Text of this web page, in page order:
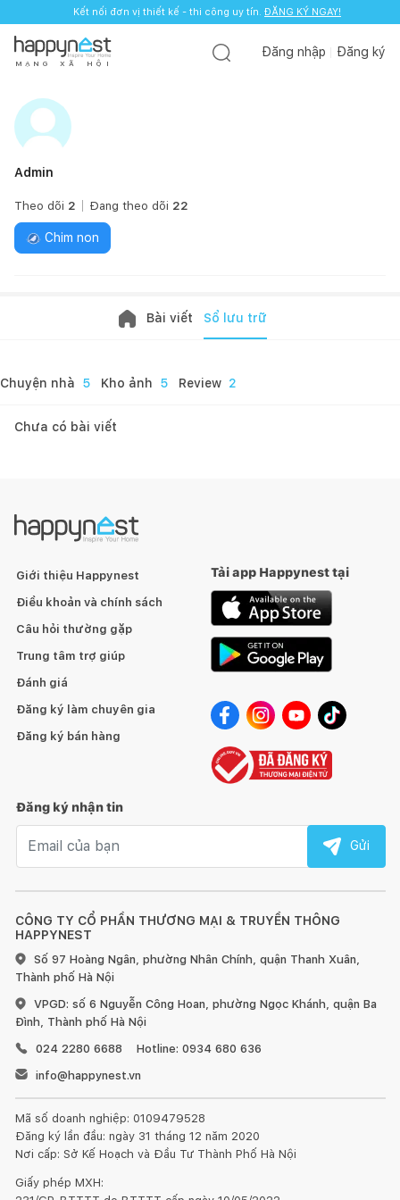
Kết nối đơn vị thiết kế - thi công uy tín. ĐĂNG KÝ NGAY!
Kết nối đơn vị thiết kế - thi công uy tín. ĐĂNG KÝ NGAY!
M Ạ N G X Ã H Ộ I
Đăng nhập Đăng ký
Admin
Theo dõi 2 Đang theo dõi 22
Chim non
Bài viết Sổ lưu trữ
Chuyện nhà 5 Kho ảnh 5 Review 2
Chưa có bài viết
CÔNG TY CỔ PHẦN THƯƠNG MẠI & TRUYỀN THÔNG
HAPPYNEST
Số 97 Hoàng Ngân, phường Nhân Chính, quận Thanh Xuân,
Thành phố Hà Nội
VPGD: số 6 Nguyễn Công Hoan, phường Ngọc Khánh, quận Ba
Đình, Thành phố Hà Nội
024 2280 6688
Hotline: 0934 680 636
info@happynest.vn
Mã số doanh nghiệp: 0109479528
Đăng ký lần đầu: ngày 31 tháng 12 năm 2020
Nơi cấp: Sở Kế Hoạch và Đầu Tư Thành Phố Hà Nội
Giấy phép MXH:
Giới thiệu Happynest
Điều khoản và chính sách
Câu hỏi thường gặp
Trung tâm trợ giúp
Đánh giá
Đăng ký làm chuyên gia
Đăng ký bán hàng
Tải app Happynest tại
Đăng ký nhận tin
Gửi